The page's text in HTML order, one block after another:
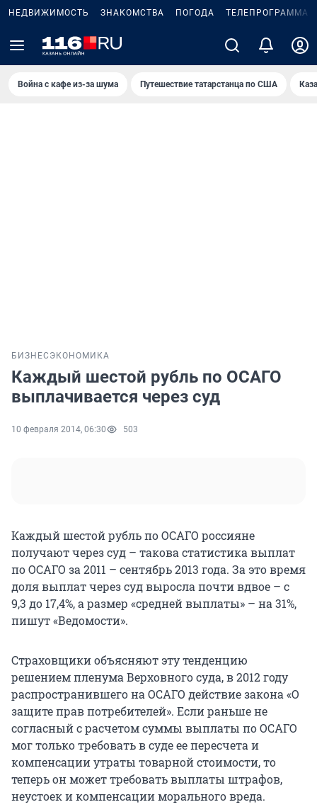
НЕДВИЖИМОСТЬ ЗНАКОМСТВА ПОГОДА ТЕЛЕПРОГРАММА
Война с кафе из-за шума Путешествие татарстанца по США
БИЗНЕС ЭКОНОМИКА
Каждый шестой рубль по ОСАГО
выплачивается через суд
10 февраля 2014, 06:30 503
Каждый шестой рубль по ОСАГО россияне
получают через суд – такова статистика выплат
по ОСАГО за 2011 – сентябрь 2013 года. За это время
доля выплат через суд выросла почти вдвое – с
9,3 до 17,4%, а размер «средней выплаты» – на 31%,
пишут «Ведомости».
Страховщики объясняют эту тенденцию
решением пленума Верховного суда, в 2012 году
распространившего на ОСАГО действие закона «О
защите прав потребителей». Если раньше не
согласный с расчетом суммы выплаты по ОСАГО
мог только требовать в суде ее пересчета и
компенсации утраты товарной стоимости, то
теперь он может требовать выплаты штрафов,
неустоек и компенсации морального вреда.